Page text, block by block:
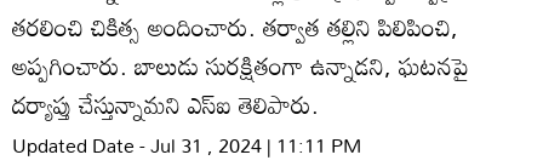
తరలించి చికిత్స అందించారు. తర్వాత తల్లిని పిలిపించి,
అప్పగించారు. బాలుడు సురక్షితంగా ఉన్నాడని, ఘటనపై
దర్యాప్తు చేస్తున్నామని ఎస్‌ఐ తెలిపారు.
Updated Date - Jul 31 , 2024 | 11:11 PM